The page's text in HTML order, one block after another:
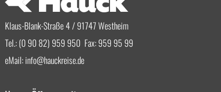
Klaus-Blank-Straße 4 / 91747 Westheim
Tel.: (0 90 82) 959 950 Fax: 959 95 99
eMail:info hauckreise.de